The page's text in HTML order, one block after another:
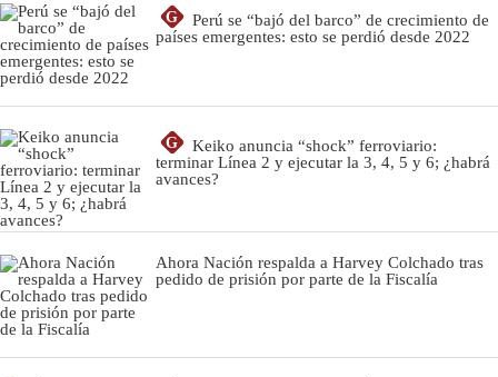
G
Perú se “bajó del barco” de crecimiento de
países emergentes: esto se perdió desde 2022
G
Keiko anuncia “shock” ferroviario:
terminar Línea 2 y ejecutar la 3, 4, 5 y 6; ¿habrá
avances?
Ahora Nación respalda a Harvey Colchado tras
pedido de prisión por parte de la Fiscalía